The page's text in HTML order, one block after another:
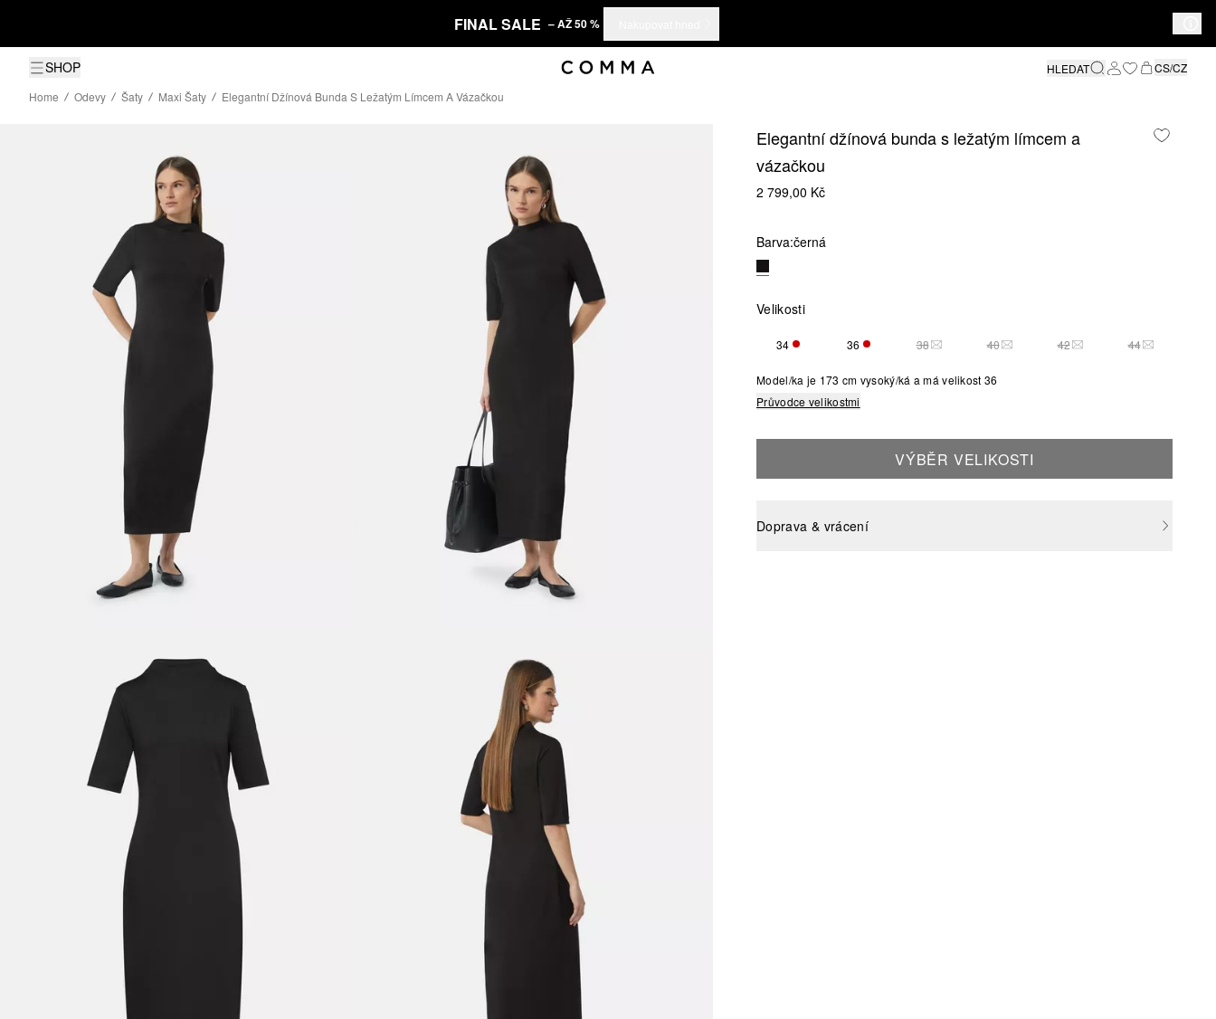
FINAL SALE – AŽ 50 %
SHOP HLEDAT
CS/CZ
Home
Odevy Šaty Maxi Šaty Elegantní Džínová Bunda S Ležatým Límcem A Vázačkou
Elegantní džínová bunda s ležatým límcem a
vázačkou
2 799,00 Kč
Barva:černá
Velikosti
34ZBÝVÁ POUZE 2
36ZBÝVÁ POUZE 1
38TATO VELIKOST JE MOMENTÁLNĚ VYPRODÁNA
40TATO VELIKOST JE MOMENTÁLNĚ
42TATO VELIKOST JE
44TATO
Model/ka je 173 cm vysoký/ká a má velikost 36
Průvodce velikostmi
VÝBĚR VELIKOSTI
Doprava & vrácení